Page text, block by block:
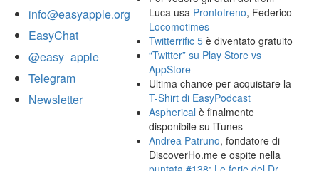
info@easyapple.org
EasyChat
@easy_apple
Telegram
Newsletter
Luca usa Prontotreno, Federico
Locomotimes
Twitterrific 5 è diventato gratuito
“Twitter” su Play Store vs
AppStore
Ultima chance per acquistare la
T-Shirt di EasyPodcast
Aspherical è finalmente
disponibile su iTunes
Andrea Patruno, fondatore di
DiscoverHo.me e ospite nella